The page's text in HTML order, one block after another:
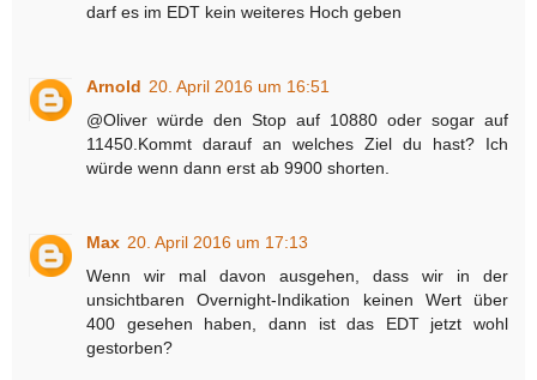
darf es im EDT kein weiteres Hoch geben
Arnold 20. April 2016 um 16:51
@Oliver würde den Stop auf 10880 oder sogar auf
11450.Kommt darauf an welches Ziel du hast? Ich
würde wenn dann erst ab 9900 shorten.
Max 20. April 2016 um 17:13
Wenn wir mal davon ausgehen, dass wir in der
unsichtbaren Overnight-Indikation keinen Wert über
400 gesehen haben, dann ist das EDT jetzt wohl
gestorben?